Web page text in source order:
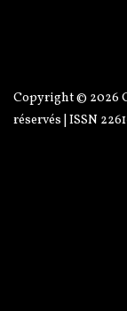
Copyright © 2026
réservés | ISSN